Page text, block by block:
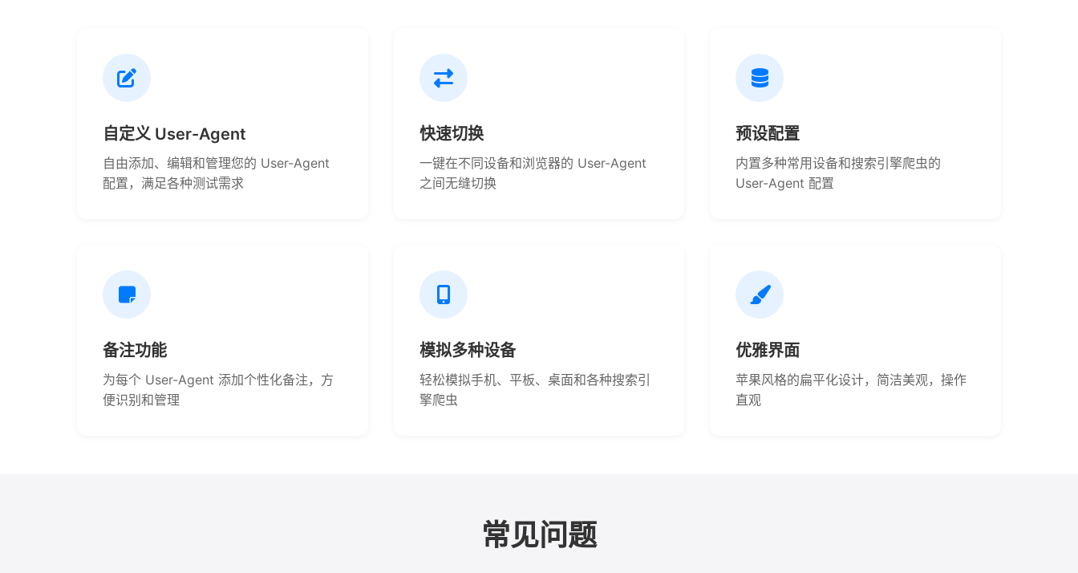
自定义 User-Agent
自由添加、编辑和管理您的 User-Agent
配置，满足各种测试需求
快速切换
一键在不同设备和浏览器的 User-Agent
之间无缝切换
预设配置
内置多种常用设备和搜索引擎爬虫的
User-Agent 配置
备注功能
为每个 User-Agent 添加个性化备注，方
便识别和管理
模拟多种设备
轻松模拟手机、平板、桌面和各种搜索引
擎爬虫
优雅界面
苹果风格的扁平化设计，简洁美观，操作
直观
常见问题